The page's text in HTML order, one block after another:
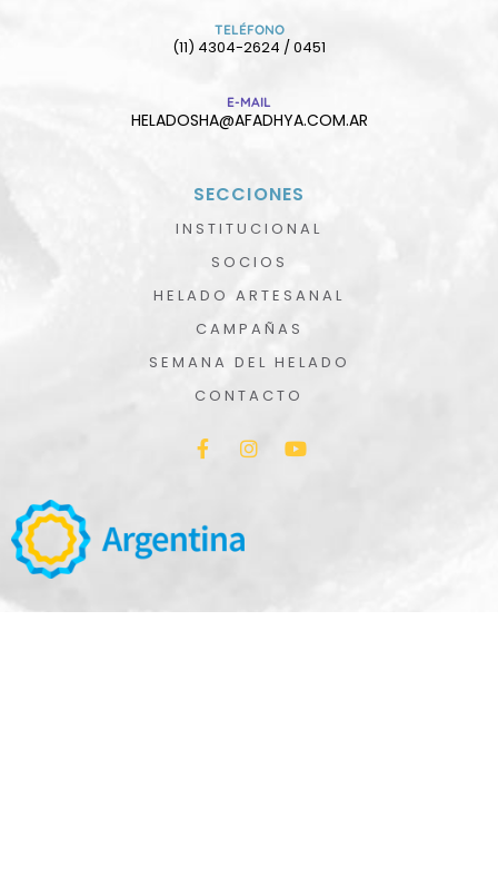
TELÉFONO
(11) 4304-2624 / 0451
E-MAIL
HELADOSHA@AFADHYA.COM.AR
SECCIONES
INSTITUCIONAL
SOCIOS
HELADO ARTESANAL
CAMPAÑAS
SEMANA DEL HELADO
CONTACTO